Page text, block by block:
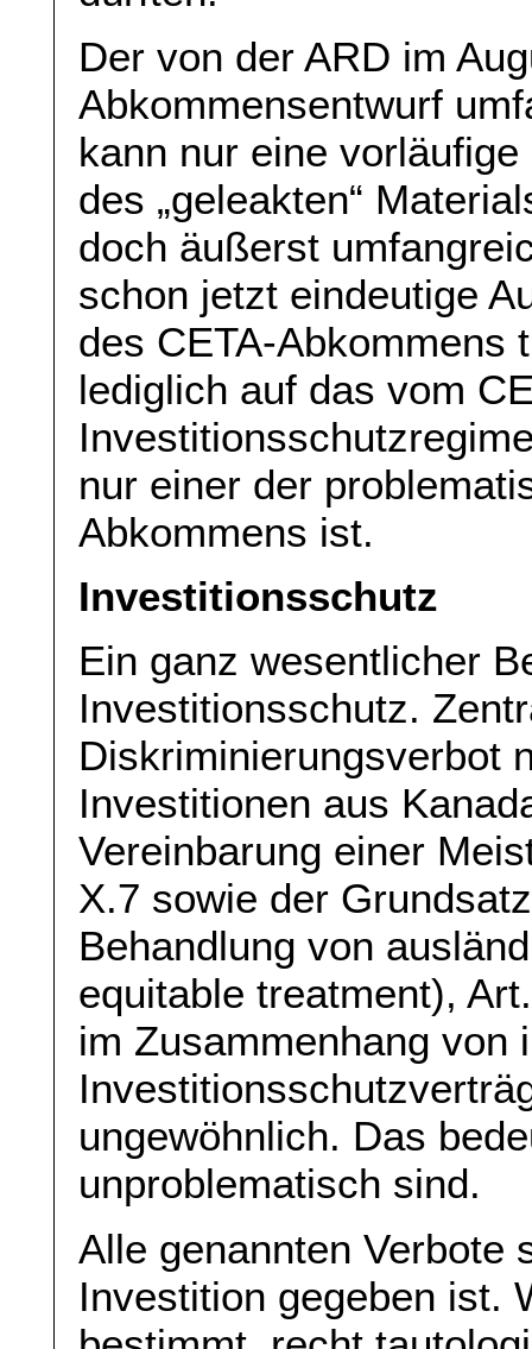
Der von der ARD im
Abkommensentwurf
kann nur eine
des „geleakten“
doch äußerst
schon jetzt eindeutige
des CETA-Abkommens
lediglich auf das vom
nur einer der
Abkommens ist.
Investitionsschutz
Ein ganz wesentlicher
Investitionsschutz.
Diskriminierungsverbot
Investitionen aus
Vereinbarung einer
X.7 sowie der
Behandlung von
equitable treatment),
im Zusammenhang von
ungewöhnlich. Das
unproblematisch sind.
Alle genannten Verbote
Investition gegeben ist.